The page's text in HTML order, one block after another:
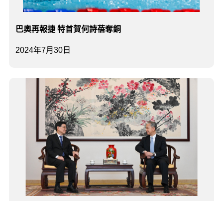
2024年7月30日
巴奧再報捷 特首賀何詩蓓奪銅